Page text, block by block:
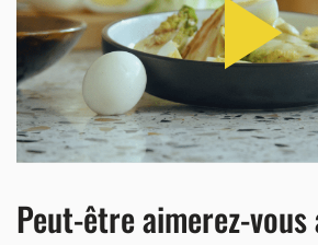
Peut-être aimerez-